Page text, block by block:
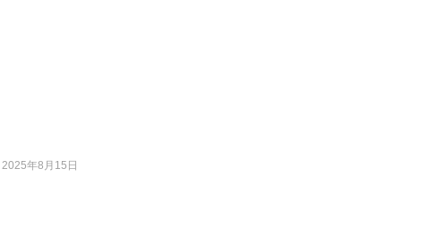
年8月15日